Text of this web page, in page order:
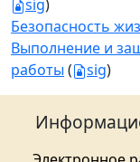
sig)
Безопасность
Выполнение и
работы ( sig)